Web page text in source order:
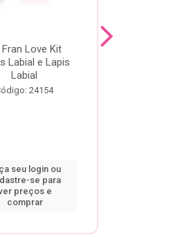
Fran Love Kit
Labial e Lapis
Labial
24154
seu login ou
se para
preços e
comprar